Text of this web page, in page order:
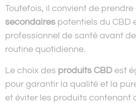
Toutefois, il convient de
secondaires potentiels du CBD
professionnel de santé avant
routine quotidienne.
Le choix des produits CBD est
pour garantir la qualité et la
et éviter les produits contenant